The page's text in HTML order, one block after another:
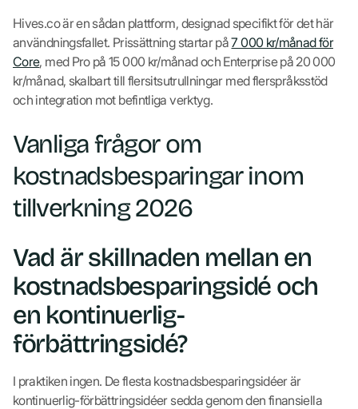
Hives.co är en sådan plattform, designad specifikt för det här
användningsfallet. Prissättning startar på7 000 kr/månad för
Core, med Pro på 15 000 kr/månad och Enterprise på 20 000
kr/månad, skalbart till flersitsutrullningar med flerspråksstöd
och integration mot befintliga verktyg.
Vanliga frågor om
kostnadsbesparingar inom
tillverkning 2026
Vad är skillnaden mellan en
kostnadsbesparingsidé och
en kontinuerlig-
förbättringsidé?
I praktiken ingen. De flesta kostnadsbesparingsidéer är
kontinuerlig-förbättringsidéer sedda genom den finansiella